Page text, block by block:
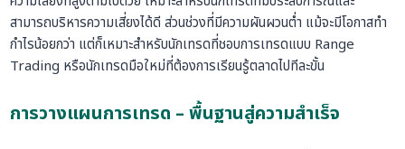
สามารถบริหารความเสี่ยงได้ดี ส่วนช่วงที่มีความผันผวนต่ำ แม้จะมีโอกาสทำ
กำไรน้อยกว่า แต่ก็เหมาะสำหรับนักเทรดที่ชอบการเทรดแบบ Range
Trading หรือนักเทรดมือใหม่ที่ต้องการเรียนรู้ตลาดไปทีละขั้น
การวางแผนการเทรด – พื้นฐานสู่ความสำเร็จ